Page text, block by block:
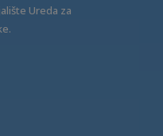
Ureda za